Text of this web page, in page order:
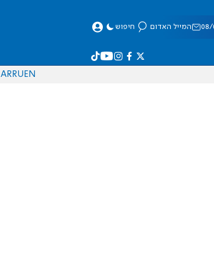
המייל האדום חיפוש
EN
RU
AR